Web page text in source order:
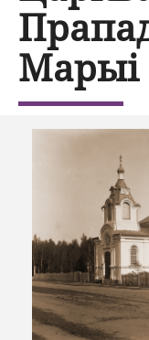
Марыі